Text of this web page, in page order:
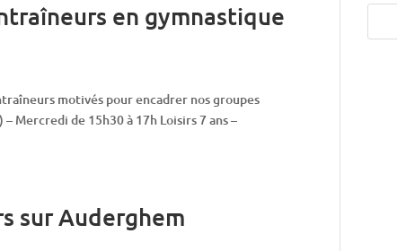
en gymnastique
motivés pour encadrer nos groupes
Mercredi de 15h30 à 17h Loisirs 7 ans –
sur Auderghem